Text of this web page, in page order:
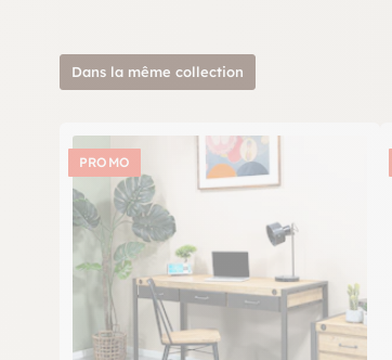
Dans la même collection
PROMO